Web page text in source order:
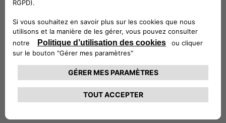
qui génère de la valeur à partir de la
capacité de stockage inutilisée des
véhicules électriques en
stationnement, en offrant des
services de stabilité du réseau à
l'opérateur du système de
transmission italien (TSO).